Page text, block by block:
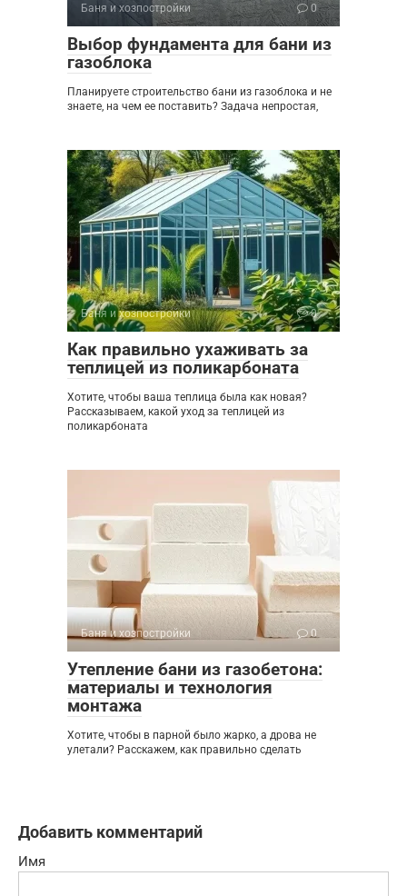
Баня и хозпостройки 0
Выбор фундамента для бани из
газоблока
Планируете строительство бани из газоблока и не
знаете, на чем ее поставить? Задача непростая,
Баня и хозпостройки 0
Как правильно ухаживать за
теплицей из поликарбоната
Хотите, чтобы ваша теплица была как новая?
Рассказываем, какой уход за теплицей из
поликарбоната
Баня и хозпостройки 0
Утепление бани из газобетона:
материалы и технология
монтажа
Хотите, чтобы в парной было жарко, а дрова не
улетали? Расскажем, как правильно сделать
Добавить комментарий
Имя